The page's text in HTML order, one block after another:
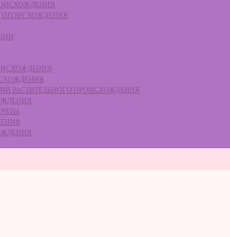
ПРОИСХОЖДЕНИЯ
РАСТИТЕЛЬНОГО ПРОИСХОЖДЕНИЯ